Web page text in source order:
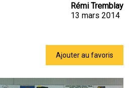
Rémi Tremblay
13 mars 2014
Ajouter au favoris